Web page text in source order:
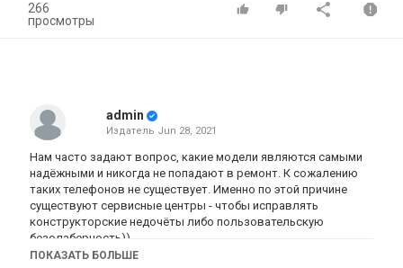
266
просмотры
admin
Издатель Jun 28, 2021
Нам часто задают вопрос, какие модели являются самыми
надёжными и никогда не попадают в ремонт. К сожалению
таких телефонов не существует. Именно по этой причине
существуют сервисные центры - чтобы исправлять
конструкторские недочёты либо пользовательскую
безолаберность))
Но действительно, есть телефоны, которые называют
ПОКАЗАТЬ БОЛЬШЕ